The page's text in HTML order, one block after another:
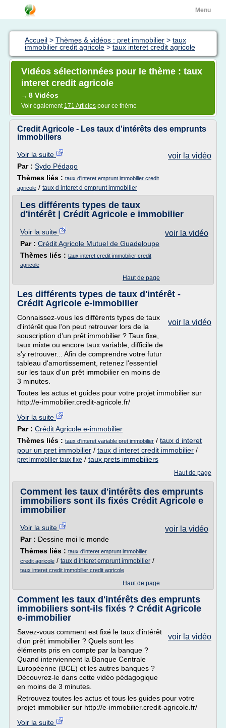
Menu
Accueil > Thèmes & vidéos : pret immobilier > taux
immobilier credit agricole > taux interet credit agricole
Vidéos sélectionnées pour le thème : taux
interet credit agricole
→ 8 Vidéos
Voir également 171 Articles pour ce thème
Credit Agricole - Les taux d'intérêts des emprunts
immobiliers
voir la vidéo
Voir la suite
Par : Sydo Pédago
Thèmes liés : taux d'interet emprunt immobilier credit
agricole / taux d interet d emprunt immobilier
Les différents types de taux
d'intérêt | Crédit Agricole e immobilier
voir la vidéo
Voir la suite
Par : Crédit Agricole Mutuel de Guadeloupe
Thèmes liés : taux interet credit immobilier credit
agricole
Haut de page
Les différents types de taux d'intérêt -
Crédit Agricole e-immobilier
voir la vidéo
Connaissez-vous les différents types de taux
d'intérêt que l'on peut retrouver lors de la
souscription d'un prêt immobilier ? Taux fixe,
taux mixte ou encore taux variable, difficile de
s'y retrouver... Afin de comprendre votre futur
tableau d'amortissement, retenez l'essentiel
sur les taux d'un prêt immobilier en moins de
3 minutes.
Toutes les actus et guides pour votre projet immobilier sur
http://e-immobilier.credit-agricole.fr/
Voir la suite
Par : Crédit Agricole e-immobilier
Thèmes liés : taux d'interet variable pret immobilier / taux d interet
pour un pret immobilier / taux d interet credit immobilier /
pret immobilier taux fixe / taux prets immobiliers
Haut de page
Comment les taux d'intérêts des emprunts
immobiliers sont ils fixés Crédit Agricole e
immobilier
voir la vidéo
Voir la suite
Par : Dessine moi le monde
Thèmes liés : taux d'interet emprunt immobilier
credit agricole / taux d interet emprunt immobilier /
taux interet credit immobilier credit agricole
Haut de page
Comment les taux d'intérêts des emprunts
immobiliers sont-ils fixés ? Crédit Agricole
e-immobilier
voir la vidéo
Savez-vous comment est fixé le taux d'intérêt
d'un prêt immobilier ? Quels sont les
éléments pris en compte par la banque ?
Quand interviennent la Banque Centrale
Européenne (BCE) et les autres banques ?
Découvrez-le dans cette vidéo pédagogique
en moins de 3 minutes.
Retrouvez toutes les actus et tous les guides pour votre
projet immobilier sur http://e-immobilier.credit-agricole.fr/
Voir la suite